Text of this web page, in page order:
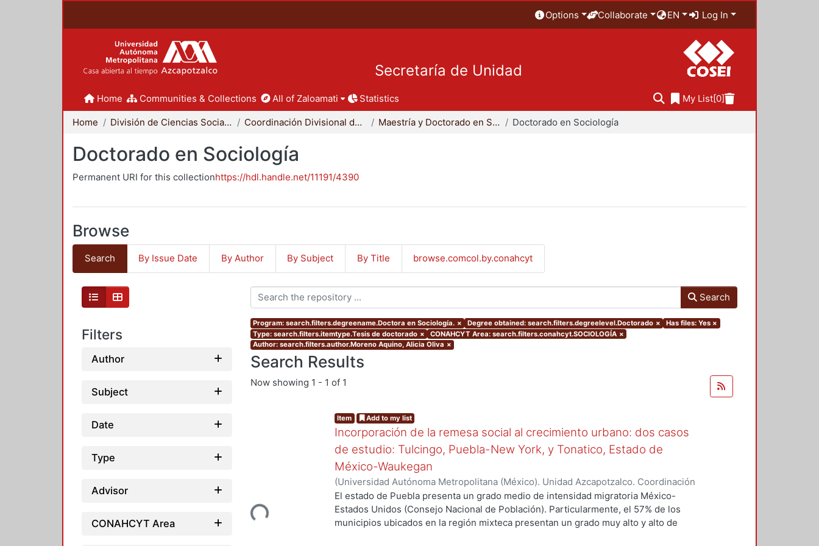
Options Collaborate EN Log In
Secretaría de Unidad
Home Communities & Collections All of Zaloamati Statistics My List[0]
Home División de Ciencias Sociales y Humanidades Coordinación Divisional de Posgrado Maestría y Doctorado en Sociología Doctorado en Sociología
Doctorado en Sociología
Permanent URI for this collectionhttps://hdl.handle.net/11191/4390
Browse
Search By Issue Date By Author By Subject By Title browse.comcol.by.conahcyt
Filters
Author
Subject
Date
Type
Advisor
CONAHCYT Area
Search
Program: search.filters.degreename.Doctora en Sociología. × Degree obtained: search.filters.degreelevel.Doctorado × Has files: Yes ×
Type: search.filters.itemtype.Tesis de doctorado × CONAHCYT Area: search.filters.conahcyt.SOCIOLOGÍA ×
Author: search.filters.author.Moreno Aquino, Alicia Oliva ×
Search Results
Now showing 1 - 1 of 1
Loading...
Item Add to my list
Incorporación de la remesa social al crecimiento urbano: dos casos
de estudio: Tulcingo, Puebla-New York, y Tonatico, Estado de
México-Waukegan
(Universidad Autónoma Metropolitana (México). Unidad Azcapotzalco. Coordinación
de Servicios de Información., 2012-06-08)Moreno Aquino, Alicia Oliva
El estado de Puebla presenta un grado medio de intensidad migratoria México-
Estados Unidos (Consejo Nacional de Población). Particularmente, el 57% de los
municipios ubicados en la región mixteca presentan un grado muy alto y alto de